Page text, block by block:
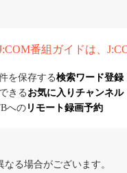
番組ガイドは、
を保存する検索ワード登録
きる お気に入りチャンネル
への リモート録画予約
る場合がございます。